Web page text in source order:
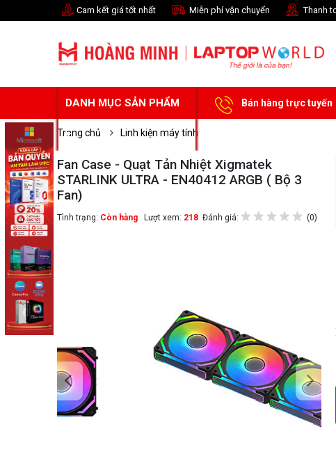
Cam kết giá tốt nhất Miễn phí vận chuyển Thanh
DANH MỤC SẢN PHẨM Bán hàng trực tuyến
Trang chủ Linh kiện máy tính
Fan Case - Quạt Tản Nhiệt Xigmatek
STARLINK ULTRA - EN40412 ARGB ( Bộ 3
Fan)
Tình trạng: Còn hàng Lượt xem: 218 Đánh giá: (0)